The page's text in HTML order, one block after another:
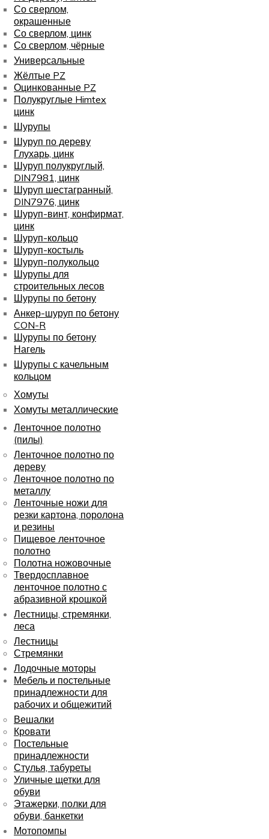
Со сверлом,
окрашенные
Со сверлом, цинк
Со сверлом, чёрные
Универсальные
Жёлтые PZ
Оцинкованные PZ
Полукруглые Himtex
цинк
Шурупы
Шуруп по дереву
Глухарь, цинк
Шуруп полукруглый,
DIN7981, цинк
Шуруп шестагранный,
DIN7976, цинк
Шуруп-винт, конфирмат,
цинк
Шуруп-кольцо
Шуруп-костыль
Шуруп-полукольцо
Шурупы для
строительных лесов
Шурупы по бетону
Анкер-шуруп по бетону
CON-R
Шурупы по бетону
Нагель
Шурупы с качельным
кольцом
Хомуты
Хомуты металлические
Ленточное полотно
(пилы)
Ленточное полотно по
дереву
Ленточное полотно по
металлу
Ленточные ножи для
резки картона, поролона
и резины
Пищевое ленточное
полотно
Полотна ножовочные
Твердосплавное
ленточное полотно с
абразивной крошкой
Лестницы, стремянки,
леса
Лестницы
Стремянки
Лодочные моторы
Мебель и постельные
принадлежности для
рабочих и общежитий
Вешалки
Кровати
Постельные
принадлежности
Стулья, табуреты
Уличные щетки для
обуви
Этажерки, полки для
обуви, банкетки
Мотопомпы